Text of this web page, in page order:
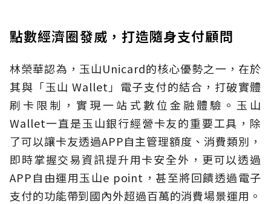
點數經濟圈發威，打造隨身支付顧問
林榮華認為，玉山Unicard的核心優勢之一，在於
其與「玉山 Wallet」電子支付的結合，打破實體
刷卡限制，實現一站式數位金融體驗。玉山
Wallet一直是玉山銀行經營卡友的重要工具，除
了可以讓卡友透過APP自主管理額度、消費類別，
即時掌握交易資訊提升用卡安全外，更可以透過
APP自由運用玉山e point，甚至將回饋透過電子
支付的功能帶到國內外超過百萬的消費場景運用。